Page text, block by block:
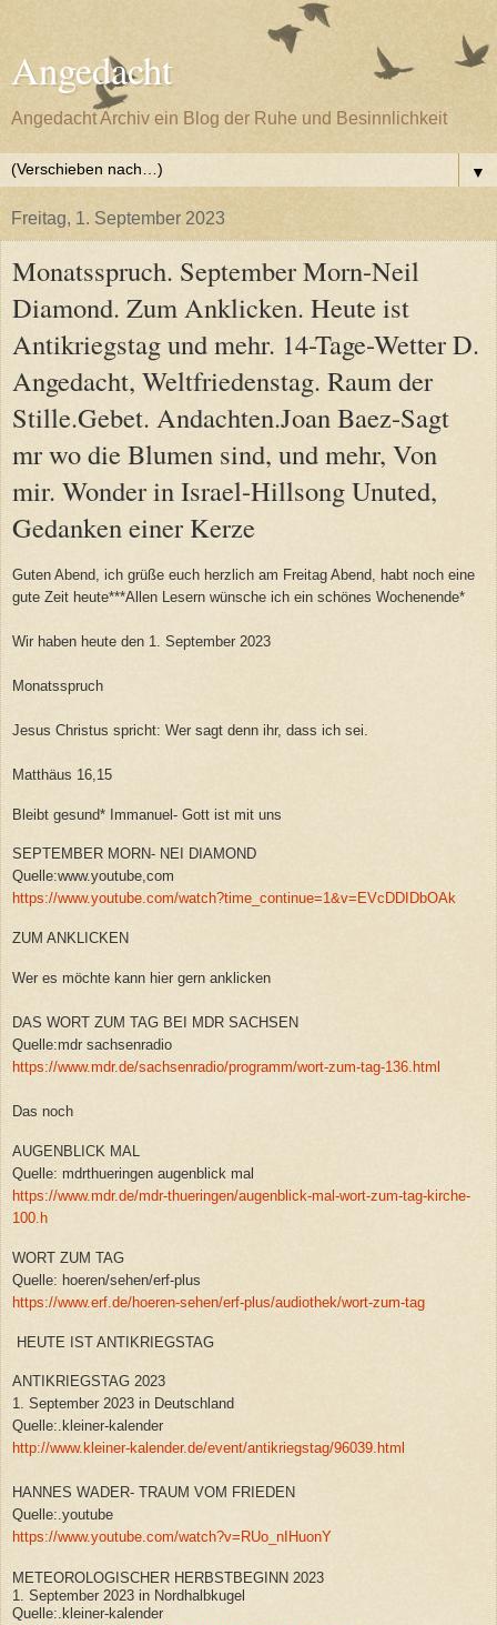
Angedacht
Angedacht Archiv ein Blog der Ruhe und Besinnlichkeit
▼
Freitag, 1. September 2023
Monatsspruch. September Morn-Neil
Diamond. Zum Anklicken. Heute ist
Antikriegstag und mehr. 14-Tage-Wetter D.
Angedacht, Weltfriedenstag. Raum der
Stille.Gebet. Andachten.Joan Baez-Sagt
mr wo die Blumen sind, und mehr, Von
mir. Wonder in Israel-Hillsong Unuted,
Gedanken einer Kerze
Guten Abend, ich grüße euch herzlich am Freitag Abend, habt noch eine
gute Zeit heute***Allen Lesern wünsche ich ein schönes Wochenende*
Wir haben heute den 1. September 2023
Monatsspruch
Jesus Christus spricht: Wer sagt denn ihr, dass ich sei.
Matthäus 16,15
Bleibt gesund* Immanuel- Gott ist mit uns
SEPTEMBER MORN- NEI DIAMOND
Quelle:www.youtube,com
https://www.youtube.com/watch?time_continue=1&v=EVcDDIDbOAk
ZUM ANKLICKEN
Wer es möchte kann hier gern anklicken
DAS WORT ZUM TAG BEI MDR SACHSEN
Quelle:mdr sachsenradio
https://www.mdr.de/sachsenradio/programm/wort-zum-tag-136.html
Das noch
AUGENBLICK MAL
Quelle: mdrthueringen augenblick mal
https://www.mdr.de/mdr-thueringen/augenblick-mal-wort-zum-tag-kirche-
100.h
WORT ZUM TAG
Quelle: hoeren/sehen/erf-plus
https://www.erf.de/hoeren-sehen/erf-plus/audiothek/wort-zum-tag
HEUTE IST ANTIKRIEGSTAG
ANTIKRIEGSTAG 2023
1. September 2023 in Deutschland
Quelle:.kleiner-kalender
http://www.kleiner-kalender.de/event/antikriegstag/96039.html
HANNES WADER- TRAUM VOM FRIEDEN
Quelle:.youtube
https://www.youtube.com/watch?v=RUo_nIHuonY
METEOROLOGISCHER HERBSTBEGINN 2023
1. September 2023 in Nordhalbkugel
Quelle:.kleiner-kalender